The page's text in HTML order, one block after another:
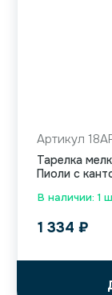
В наличии: 1
Артикул
Тарелка
Пиоли с
1 334 ₽